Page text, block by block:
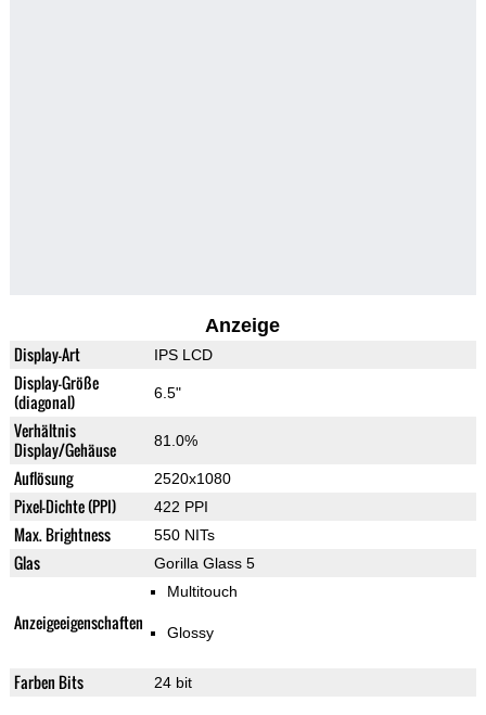
Anzeige
Display-Art IPS LCD
Display-Größe
(diagonal)
6.5"
Verhältnis
Display/Gehäuse
81.0%
Auflösung 2520x1080
Pixel-Dichte (PPI) 422 PPI
Max. Brightness 550 NITs
Glas Gorilla Glass 5
Anzeigeeigenschaften
Multitouch
Glossy
Farben Bits 24 bit